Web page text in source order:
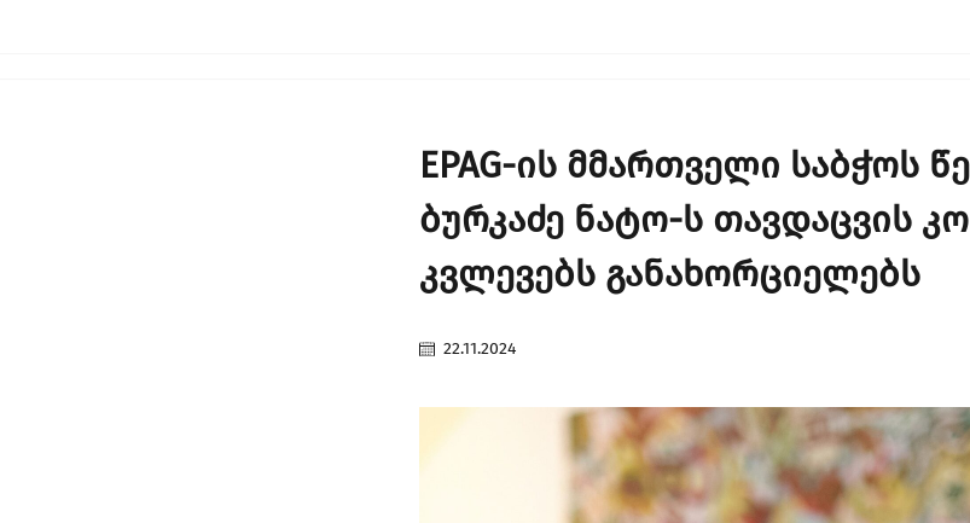
EPAG-ის მმართველი საბჭოს
ბურკაძე ნატო-ს თავდაცვის
კვლევებს განახორციელებს
22.11.2024